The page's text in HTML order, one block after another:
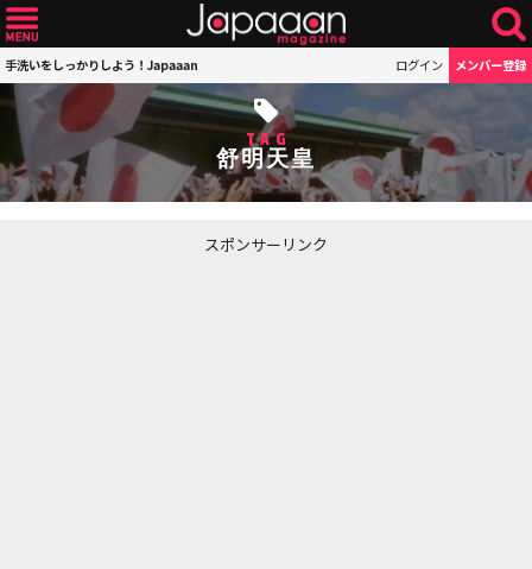
手洗いをしっかりしよう！Japaaan ログイン メンバー登録
TAG
舒明天皇
スポンサーリンク